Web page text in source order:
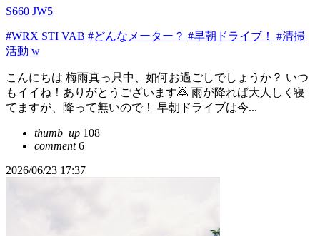
S660 JW5
#WRX STI VAB #どんなメーター？ #早朝ドライブ！
#清掃
活動 w
こんにちは 梅雨真っ只中、如何お過ごしでしょうか？ いつ
もイイね！ありがとうございます🙇 雨が降れば大人しく寝
てますが、降って無いので！ 早朝ドライブは今...
thumb_up 108
comment6
2026/06/23 17:37